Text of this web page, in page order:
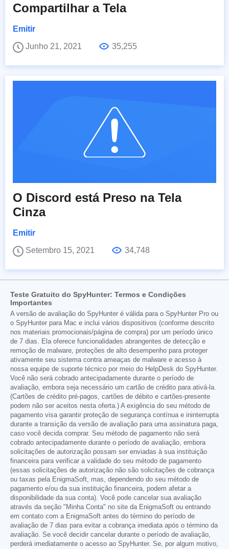
Compartilhar a Tela
Emitir
Junho 21, 2021
35,255
O Discord está Preso na Tela
Cinza
Emitir
Setembro 15, 2021
34,748
Teste Gratuito do SpyHunter: Termos e Condições
Importantes
A versão de avaliação do SpyHunter é válida para o SpyHunter Pro ou
o SpyHunter para Mac e inclui vários dispositivos (conforme descrito
nos materiais promocionais/página de compra) por um período único
de 7 dias. Ela oferece funcionalidades abrangentes de detecção e
remoção de malware, proteções de alto desempenho para proteger
ativamente seu sistema contra ameaças de malware e acesso à
nossa equipe de suporte técnico por meio do HelpDesk do SpyHunter.
Você não será cobrado antecipadamente durante o período de
avaliação, embora seja necessário um cartão de crédito para ativá-la.
(Cartões de crédito pré-pagos, cartões de débito e cartões-presente
podem não ser aceitos nesta oferta.) A exigência do seu método de
pagamento visa garantir proteção de segurança contínua e ininterrupta
durante a transição da versão de avaliação para uma assinatura paga,
caso você decida comprar. Seu método de pagamento não será
cobrado antecipadamente durante o período de avaliação, embora
solicitações de autorização possam ser enviadas à sua instituição
financeira para verificar a validade do seu método de pagamento
(essas solicitações de autorização não são solicitações de cobrança
ou taxas pela EnigmaSoft, mas, dependendo do seu método de
pagamento e/ou da sua instituição financeira, podem afetar a
disponibilidade da sua conta). Você pode cancelar sua avaliação
através da seção "Minha Conta" no site da EnigmaSoft ou entrando
em contato com a EnigmaSoft antes do término do período de
avaliação de 7 dias para evitar a cobrança imediata após o término da
avaliação. Se você decidir cancelar durante o período de avaliação,
perderá imediatamente o acesso ao SpyHunter. Se, por algum motivo,